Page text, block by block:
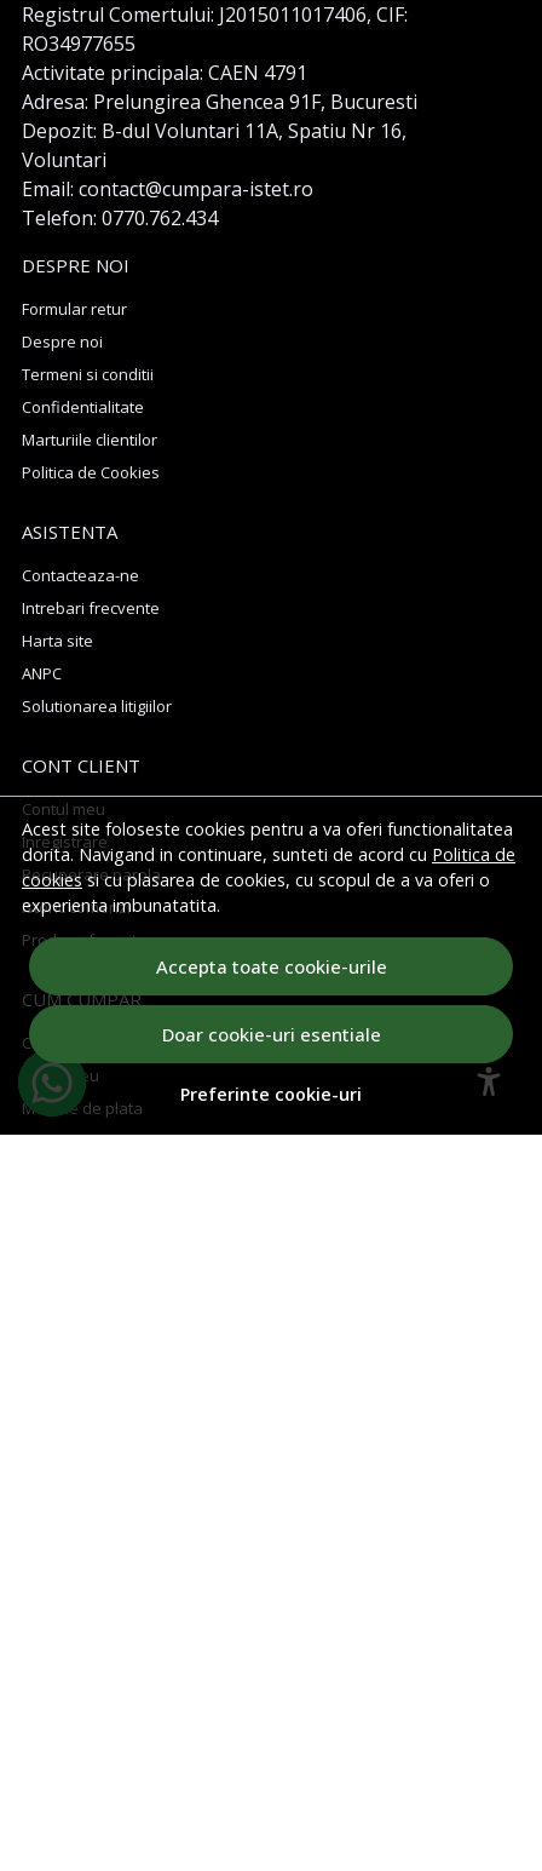
Acest site foloseste cookies pentru a va oferi functionalitatea
dorita. Navigand in continuare, sunteti de acord cu Politica de
cookiessi cu plasarea de cookies, cu scopul de a va oferi o
experienta imbunatatita.
Accepta toate cookie-urile
Doar cookie-uri esentiale
Preferinte cookie-uri
Registrul Comertului: J2015011017406, CIF:
RO34977655
Activitate principala: CAEN 4791
Adresa: Prelungirea Ghencea 91F, Bucuresti
Depozit: B-dul Voluntari 11A, Spatiu Nr 16,
Voluntari
Email: contact@cumpara-istet.ro
Telefon: 0770.762.434
DESPRE NOI
Formular retur
Despre noi
Termeni si conditii
Confidentialitate
Marturiile clientilor
Politica de Cookies
ASISTENTA
Contacteaza-ne
Intrebari frecvente
Harta site
ANPC
Solutionarea litigiilor
CONT CLIENT
Contul meu
Inregistrare
Recuperare parola
Istoric comenzi
Produse favorite
CUM CUMPAR
Cum cumpar
Cosul meu
Metode de plata
Transport si retururi